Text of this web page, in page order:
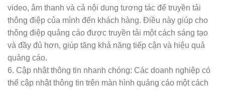
video, âm thanh và cả nội dung tương tác để truyền tải
thông điệp của mình đến khách hàng. Điều này giúp cho
thông điệp quảng cáo được truyền tải một cách sáng tạo
và đầy đủ hơn, giúp tăng khả năng tiếp cận và hiệu quả
quảng cáo.
6. Cập nhật thông tin nhanh chóng: Các doanh nghiệp có
thể cập nhật thông tin trên màn hình quảng cáo một cách